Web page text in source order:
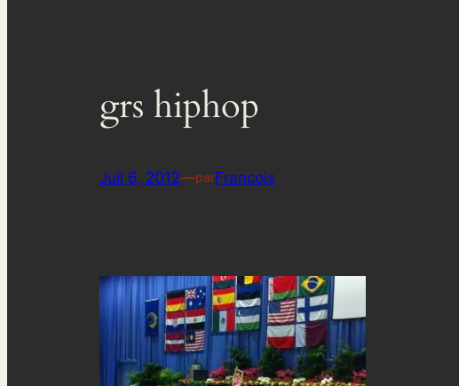
grs hiphop
Juil 6, 2012—parFrancois